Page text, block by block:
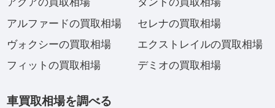
アクアの買取相場
アルファードの買取相場
ヴォクシーの買取相場
フィットの買取相場
タントの買取相場
セレナの買取相場
エクストレイルの買取相場
デミオの買取相場
車買取相場を調べる